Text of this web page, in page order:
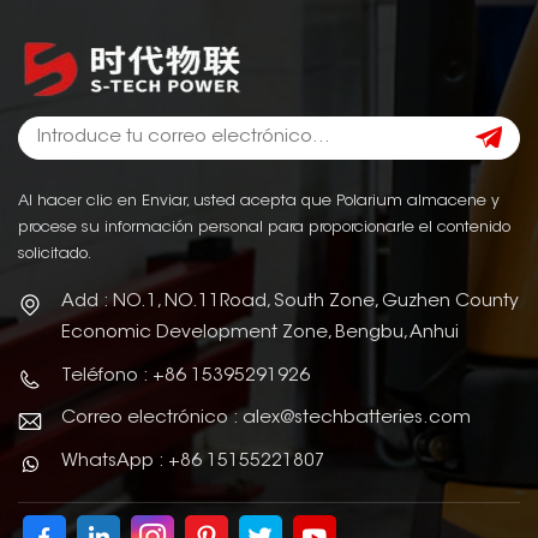
Al hacer clic en Enviar, usted acepta que Polarium almacene y
procese su información personal para proporcionarle el contenido
solicitado.
Add : NO.1, NO.11Road, South Zone, Guzhen County
Economic Development Zone, Bengbu, Anhui
Teléfono : +86 15395291926
Correo electrónico : alex@stechbatteries.com
WhatsApp : +86 15155221807